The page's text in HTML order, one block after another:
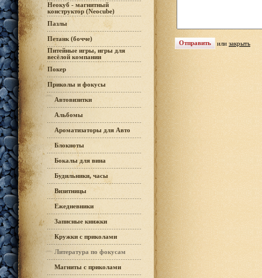
Неокуб - магнитный
конструктор (Neocube)
Пазлы
Петанк (бочче)
Питейные игры, игры для
весёлой компании
Покер
Приколы и фокусы
Автовизитки
Альбомы
Ароматизаторы для Авто
Блокноты
Бокалы для вина
Будильники, часы
Визитницы
Ежедневники
Записные книжки
Кружки с приколами
Литература по фокусам
Магниты с приколами
или закрыть